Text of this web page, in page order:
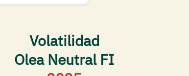
Volatilidad
Olea Neutral FI